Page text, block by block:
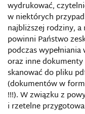
wydrukować,
w niektórych
najbliższej rodziny,
powinni Państwo
podczas
oraz inne
skanować do pliku
(dokumentów w
!!!). W związku z
i rzetelne